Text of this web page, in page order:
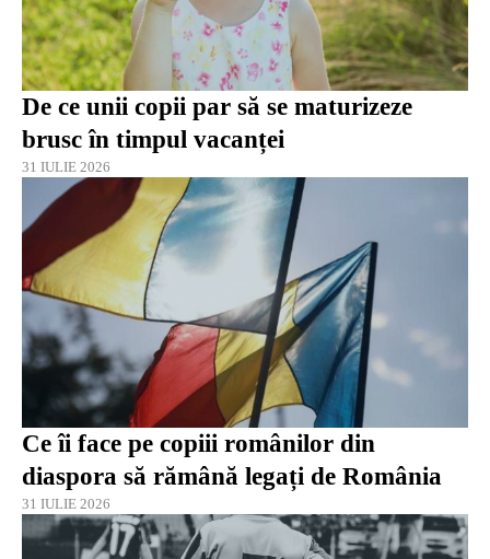
De ce unii copii par să se maturizeze
brusc în timpul vacanței
31 IULIE 2026
Ce îi face pe copiii românilor din
diaspora să rămână legați de România
31 IULIE 2026